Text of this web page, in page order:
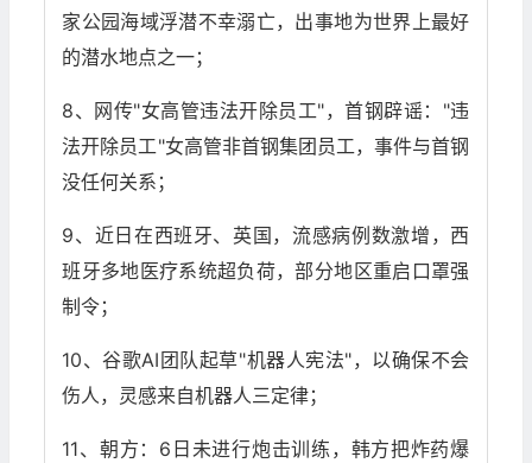
家公园海域浮潜不幸溺亡，出事地为世界上最好
的潜水地点之一；
8、网传"女高管违法开除员工"，首钢辟谣："违
法开除员工"女高管非首钢集团员工，事件与首钢
没任何关系；
9、近日在西班牙、英国，流感病例数激增，西
班牙多地医疗系统超负荷，部分地区重启口罩强
制令；
10、谷歌AI团队起草"机器人宪法"，以确保不会
伤人，灵感来自机器人三定律；
11、朝方：6日未进行炮击训练，韩方把炸药爆